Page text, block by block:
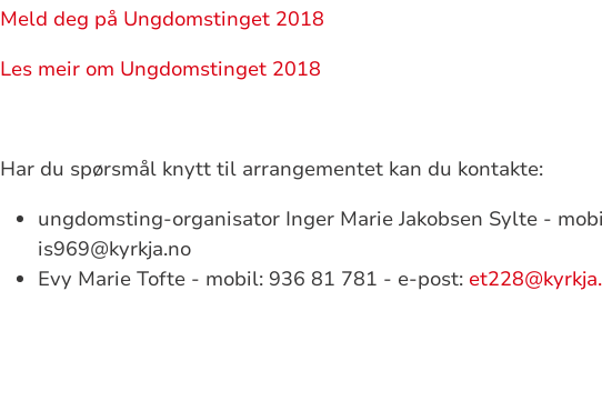
Meld deg på Ungdomstinget 2018
Les meir om Ungdomstinget 2018
Har du spørsmål knytt til arrangementet kan du kontakte:
ungdomsting-organisator Inger Marie Jakobsen Sylte -
is969@kyrkja.no
Evy Marie Tofte - mobil: 936 81 781 - e-post: